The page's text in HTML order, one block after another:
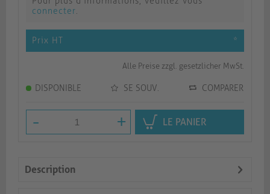
connecter.
Prix HT *
Alle Preise zzgl. gesetzlicher MwSt.
DISPONIBLE SE SOUV. COMPARER
- + LE PANIER
Description